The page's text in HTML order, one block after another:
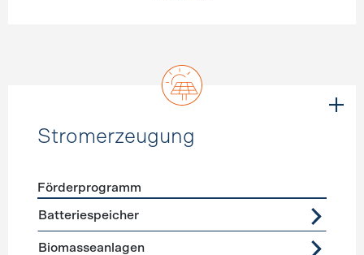
Stromerzeugung
Förderprogramme
Förderprogramm
Batteriespeicher
Biomasseanlagen